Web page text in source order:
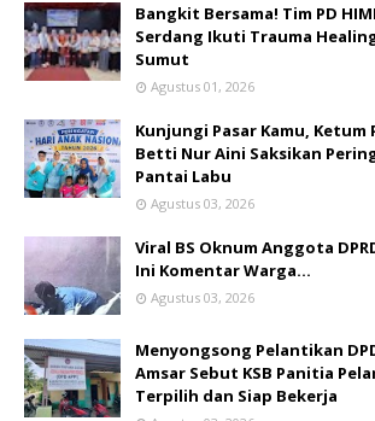
Bangkit Bersama! Tim PD
Serdang Ikuti Trauma
Sumut
Agustus 01, 2026
Kunjungi Pasar Kamu, Ketum
Betti Nur Aini Saksikan
Pantai Labu
Agustus 03, 2026
Viral BS Oknum Anggota
Ini Komentar Warga…
Agustus 03, 2026
Menyongsong Pelantikan
Amsar Sebut KSB Panitia
Terpilih dan Siap Bekerja